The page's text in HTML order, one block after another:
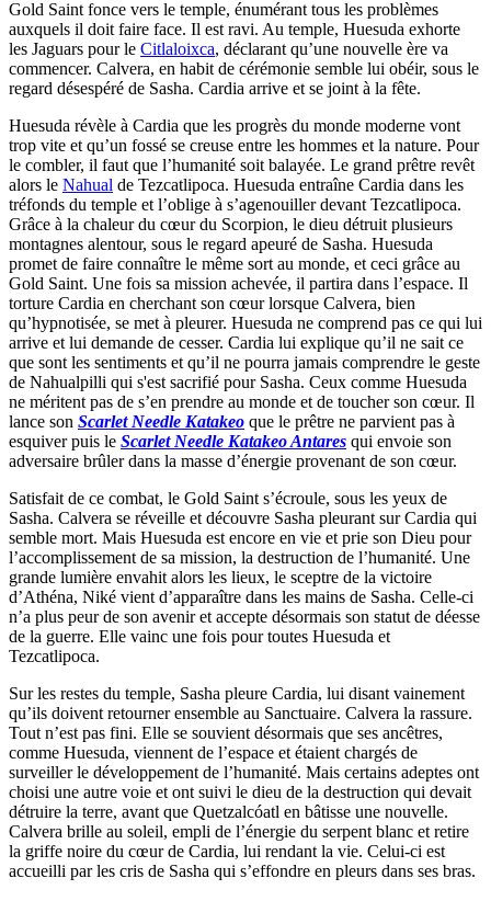
Gold Saint fonce vers le temple, énumérant tous les problèmes
auxquels il doit faire face. Il est ravi. Au temple, Huesuda exhorte
les Jaguars pour le Citlaloixca, déclarant qu’une nouvelle ère va
commencer. Calvera, en habit de cérémonie semble lui obéir, sous le
regard désespéré de Sasha. Cardia arrive et se joint à la fête.
Huesuda révèle à Cardia que les progrès du monde moderne vont
trop vite et qu’un fossé se creuse entre les hommes et la nature. Pour
le combler, il faut que l’humanité soit balayée. Le grand prêtre revêt
alors le Nahual de Tezcatlipoca. Huesuda entraîne Cardia dans les
tréfonds du temple et l’oblige à s’agenouiller devant Tezcatlipoca.
Grâce à la chaleur du cœur du Scorpion, le dieu détruit plusieurs
montagnes alentour, sous le regard apeuré de Sasha. Huesuda
promet de faire connaître le même sort au monde, et ceci grâce au
Gold Saint. Une fois sa mission achevée, il partira dans l’espace. Il
torture Cardia en cherchant son cœur lorsque Calvera, bien
qu’hypnotisée, se met à pleurer. Huesuda ne comprend pas ce qui lui
arrive et lui demande de cesser. Cardia lui explique qu’il ne sait ce
que sont les sentiments et qu’il ne pourra jamais comprendre le geste
de Nahualpilli qui s'est sacrifié pour Sasha. Ceux comme Huesuda
ne méritent pas de s’en prendre au monde et de toucher son cœur. Il
lance son Scarlet Needle Katakeo que le prêtre ne parvient pas à
esquiver puis le Scarlet Needle Katakeo Antares qui envoie son
adversaire brûler dans la masse d’énergie provenant de son cœur.
Satisfait de ce combat, le Gold Saint s’écroule, sous les yeux de
Sasha. Calvera se réveille et découvre Sasha pleurant sur Cardia qui
semble mort. Mais Huesuda est encore en vie et prie son Dieu pour
l’accomplissement de sa mission, la destruction de l’humanité. Une
grande lumière envahit alors les lieux, le sceptre de la victoire
d’Athéna, Niké vient d’apparaître dans les mains de Sasha. Celle-ci
n’a plus peur de son avenir et accepte désormais son statut de déesse
de la guerre. Elle vainc une fois pour toutes Huesuda et
Tezcatlipoca.
Sur les restes du temple, Sasha pleure Cardia, lui disant vainement
qu’ils doivent retourner ensemble au Sanctuaire. Calvera la rassure.
Tout n’est pas fini. Elle se souvient désormais que ses ancêtres,
comme Huesuda, viennent de l’espace et étaient chargés de
surveiller le développement de l’humanité. Mais certains adeptes ont
choisi une autre voie et ont suivi le dieu de la destruction qui devait
détruire la terre, avant que Quetzalcóatl en bâtisse une nouvelle.
Calvera brille au soleil, empli de l’énergie du serpent blanc et retire
la griffe noire du cœur de Cardia, lui rendant la vie. Celui-ci est
accueilli par les cris de Sasha qui s’effondre en pleurs dans ses bras.